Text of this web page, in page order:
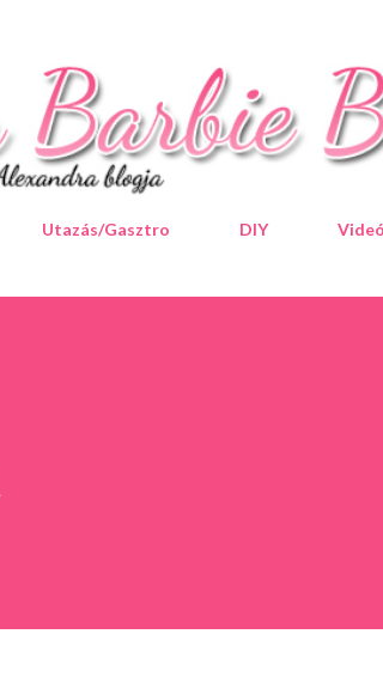
Utazás/Gasztro DIY